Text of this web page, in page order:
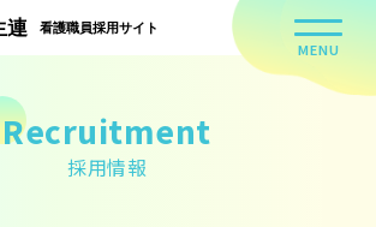
MENU
Recruitment
採用情報